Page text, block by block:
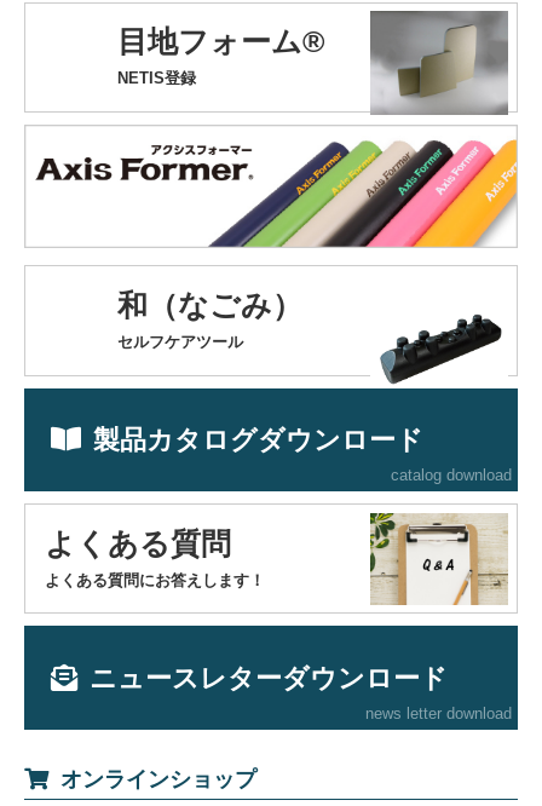
目地フォーム®
NETIS登録
和（なごみ）
セルフケアツール
製品カタログダウンロード
catalog download
よくある質問
よくある質問にお答えします！
ニュースレターダウンロード
news letter download
オンラインショップ